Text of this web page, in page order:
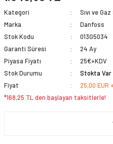
Kategori
Sıvı ve
Marka
Danfoss
Stok Kodu
013G5034
Garanti Süresi
24 Ay
Piyasa Fiyatı
25€+KDV
Stok Durumu
Stokta Var
Fiyat
25,00 EUR
*168,25 TL den başlayan taksitlerle!